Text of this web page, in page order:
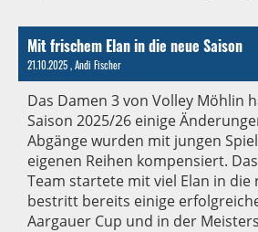
Mit frischem Elan in die neue Saison
21.10.2025, Andi Fischer
Das Damen 3 von Volley Möhlin
Saison 2025/26 einige
Abgänge wurden mit jungen
eigenen Reihen kompensiert.
Team startete mit viel Elan in die
bestritt bereits einige
Aargauer Cup und in der